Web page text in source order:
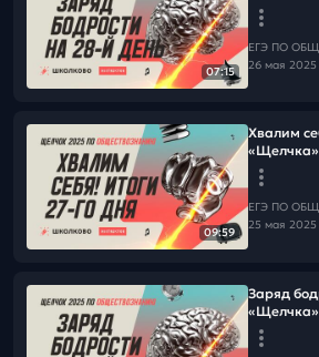
07:15
26 мая 2025
09:59
Хвалим
25 мая 2025
Заряд